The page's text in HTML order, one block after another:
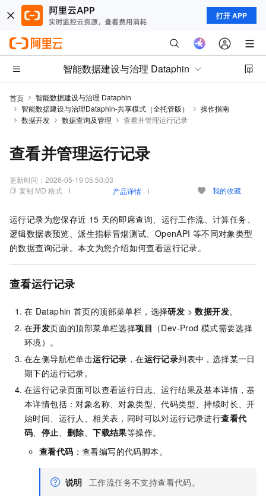
打开 APP
智能数据建设与治理 Dataphin
首页
智能数据建设与治理 Dataphin
智能数据建设与治理Dataphin-共享模式（全托管版）
操作指南
数据开发
数据查询及管理 查看并管理运行记录
查看并管理运行记录
更新时间： 2026-05-19 05:50:03
复制 MD 格式
产品详情 我的收藏
运行记录为您保存近 15 天的即席查询、运行工作流、计算任务、
逻辑数据表预览、派生指标冒烟测试、OpenAPI 等不同对象类型
的数据查询记录。本文为您介绍如何查看运行记录。
查看运行记录
在 Dataphin 首页的顶部菜单栏，选择研发 >数据开发。
在开发页面的顶部菜单栏选择项目 （Dev-Prod 模式需要选择
环境）。
在左侧导航栏单击运行记录 ，在运行记录列表中，选择某一日
期下的运行记录。
在运行记录页面可以查看运行日志、运行结果及基本详情，基
本详情包括：对象名称、对象类型、代码类型、持续时长、开
始时间、运行人、相关表，同时可以对运行记录进行查看代
码、 停止、删除、下载结果等操作。
查看代码 ：查看编写的代码脚本。
说明 工作流任务不支持查看代码。